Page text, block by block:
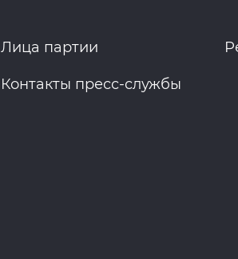
Лица партии
Контакты пресс-службы